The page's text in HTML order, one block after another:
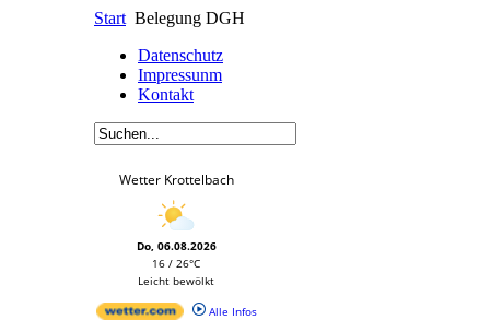
Start Belegung DGH
Datenschutz
Impressunm
Kontakt
Wetter Krottelbach
Do, 06.08.2026
16 / 26°C
Leicht bewölkt
Alle Infos